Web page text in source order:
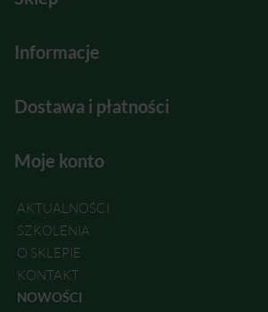
Informacje
Dostawa i płatności
Moje konto
AKTUALNOŚCI
SZKOLENIA
O SKLEPIE
KONTAKT
NOWOŚCI